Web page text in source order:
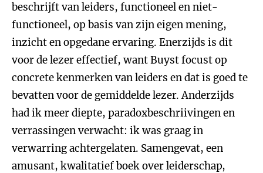
beschrijft van leiders, functioneel en niet-
functioneel, op basis van zijn eigen mening,
inzicht en opgedane ervaring. Enerzijds is dit
voor de lezer effectief, want Buyst focust op
concrete kenmerken van leiders en dat is goed te
bevatten voor de gemiddelde lezer. Anderzijds
had ik meer diepte, paradoxbeschriivingen en
verrassingen verwacht: ik was graag in
verwarring achtergelaten. Samengevat, een
amusant, kwalitatief boek over leiderschap,